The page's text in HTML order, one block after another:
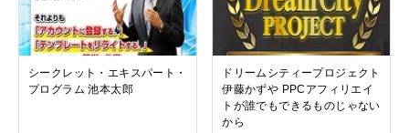
シークレット・エキスパート・
プログラム 池本太郎
ドリームシティープロジェクト
伊藤かずや PPCアフィリエイ
トが誰でもできるものじゃない
から